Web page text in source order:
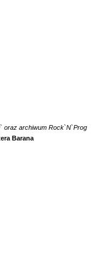
oraz archiwum Rock`N`Prog
Barana